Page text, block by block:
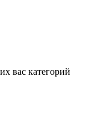
вас категорий